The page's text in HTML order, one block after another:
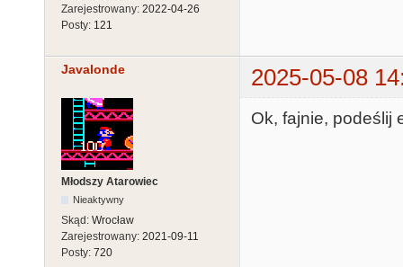
Zarejestrowany: 2022-04-26
Posty: 121
Javalonde 2025-05-08
Młodszy Atarowiec
Nieaktywny
Skąd: Wrocław
Zarejestrowany: 2021-09-11
Posty: 720
Ok, fajnie, podeślij